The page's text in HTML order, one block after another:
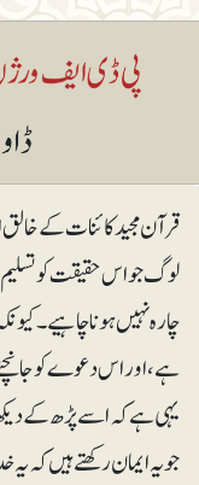
قرآن مجید کائنات کے خالق
لوگ جو اس حقیقت کو
چارہ نہیں ہونا چاہیے۔
ہے، اور اس دعوے کو
یہی ہے کہ اسے پڑھ کے
جویہ ایمان رکھتے ہیں کہ یہ